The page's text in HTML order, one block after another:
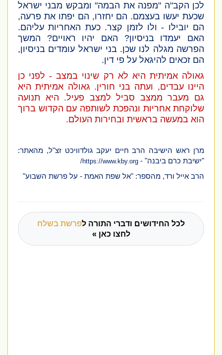
לכן הקב"ה "מפנה את הבמה" ומבקש מבני ישראל
שכעת יעשו בעצמם. הם יחזרו, הם יפתו את פרעה,
הם יובילו - ולו לזמן קצר. כעת האחריות עליהם.
האם יעמדו בניסיון? האם יהיו ראויים? המשך
הפרשה מגלה לנו שכן. בני ישראל עומדים בניסיון,
הם זכאים להיגאל על פי דין.
גאולה אמיתית היא לא רק שינוי במצב - לפני כן
היינו עבדים, ועתה בני חורין. גאולה אמיתית היא
גם מעבר ממצב סביל למצב פעיל. היא תנועה
שלוקחת אחריות ונהפכת לשותפה עם הקדוש ברוך
הוא במעשה בראשית ובחירות העולם.
מרן ראש הישיבה הרב חיים יעקב גולדוויכט זצ"ל, מהאתר:
"ישיבת כרם ביבנה" -https://www.kby.org
/
הרב אייל ורד, מהספר: "אל שפת האמת - על פרשת השבוע"
לכל החידושים ודברי התורה לפרשת בשלח
לחצו כאן »